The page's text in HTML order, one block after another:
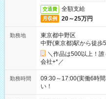
交通費 全額支給
月収例 20～25万円
勤務地
東京都中野区
中野(東京都)駅から徒歩
＼作品は500以上！
会社+*／
勤務時間
09:30～17:00(実働6時
い！